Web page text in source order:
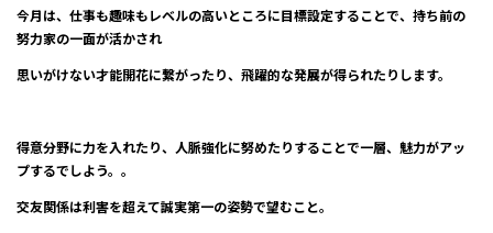
今月は、仕事も趣味もレベルの高いところに目標設定することで、持ち前の
努力家の一面が活かされ
思いがけない才能開花に繋がったり、飛躍的な発展が得られたりします。
得意分野に力を入れたり、人脈強化に努めたりすることで一層、魅力がアッ
プするでしよう。。
交友関係は利害を超えて誠実第一の姿勢で望むこと。